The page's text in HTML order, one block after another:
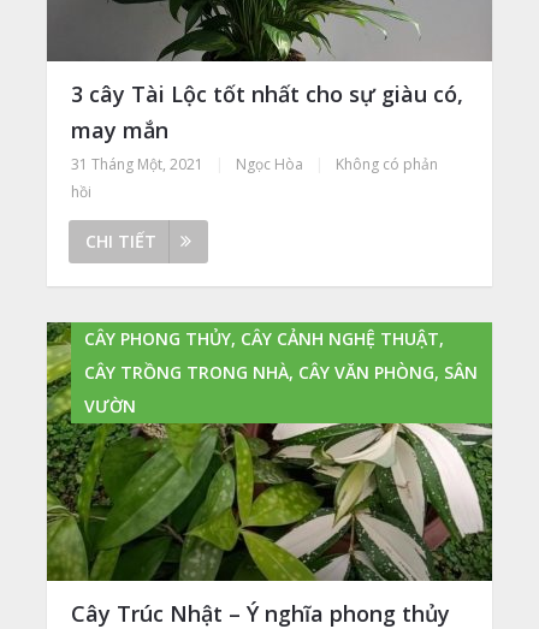
3 cây Tài Lộc tốt nhất cho sự giàu có,
may mắn
31 Tháng Một, 2021 Ngọc Hòa
Không có phản
hồi
CHI TIẾT
CÂY PHONG THỦY, CÂY CẢNH NGHỆ THUẬT,
CÂY TRỒNG TRONG NHÀ, CÂY VĂN PHÒNG, SÂN
VƯỜN
Cây Trúc Nhật – Ý nghĩa phong thủy